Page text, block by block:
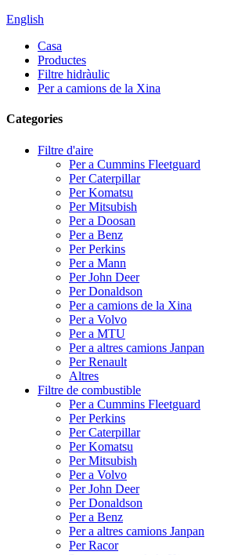
English
Casa
Productes
Filtre hidràulic
Per a camions de la Xina
Categories
Filtre d'aire
Per a Cummins Fleetguard
Per Caterpillar
Per Komatsu
Per Mitsubish
Per a Doosan
Per a Benz
Per Perkins
Per a Mann
Per John Deer
Per Donaldson
Per a camions de la Xina
Per a Volvo
Per a MTU
Per a altres camions Janpan
Per Renault
Altres
Filtre de combustible
Per a Cummins Fleetguard
Per Perkins
Per Caterpillar
Per Komatsu
Per Mitsubish
Per a Volvo
Per John Deer
Per Donaldson
Per a Benz
Per a altres camions Janpan
Per Racor